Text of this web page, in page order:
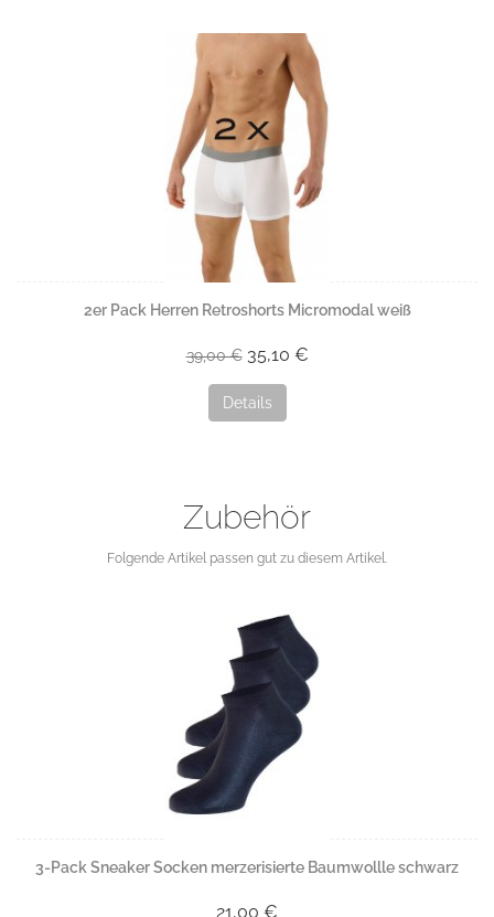
2er Pack Herren Retroshorts Micromodal weiß
39,00 € 35,10 €
Details
Zubehör
Folgende Artikel passen gut zu diesem Artikel.
3-Pack Sneaker Socken merzerisierte Baumwollle schwarz
21,00 €